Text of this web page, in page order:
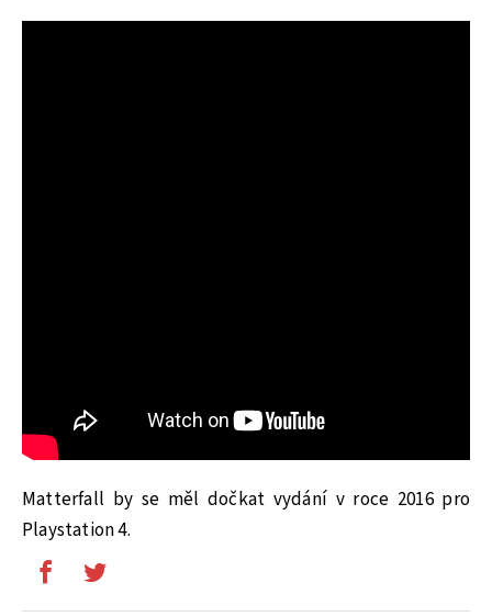
Matterfall by se měl dočkat vydání v roce 2016 pro
Playstation 4.